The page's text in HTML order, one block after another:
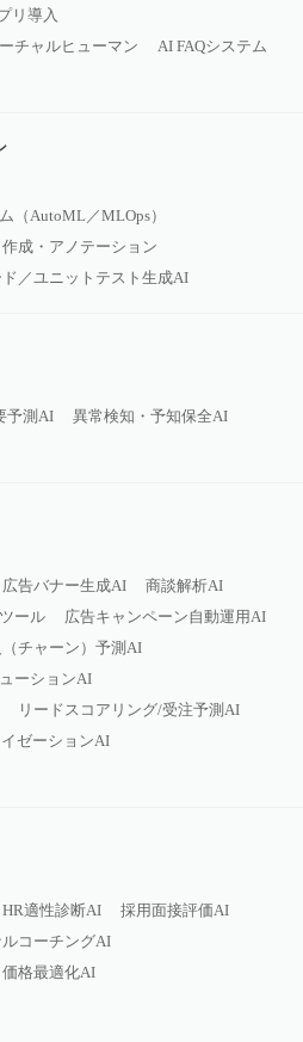
リ導入
チャルヒューマン
AI FAQシステム
（AutoML／MLOps）
成・アノテーション
／ユニットテスト生成AI
予測AI
異常検知・予知保全AI
広告バナー生成AI
商談解析AI
ール
広告キャンペーン自動運用AI
チャーン）予測AI
ーションAI
リードスコアリング/受注予測AI
ゼーションAI
HR適性診断AI
採用面接評価AI
コーチングAI
価格最適化AI